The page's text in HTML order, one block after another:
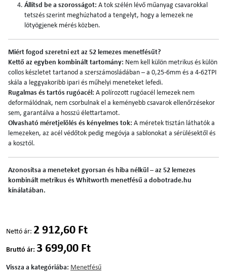
Állítsd be a szorosságot: A tok szélén lévő műanyag csavarokkal
tetszés szerint meghúzhatod a tengelyt, hogy a lemezek ne
lötyögjenek mérés közben.
Miért fogod szeretni ezt az 52 lemezes menetfésűt?
Kettő az egyben kombinált tartomány: Nem kell külön metrikus és külön
collos készletet tartanod a szerszámosládában – a 0,25-6mm és a 4-62TPI
skála a leggyakoribb ipari és műhelyi meneteket lefedi.
Rugalmas és tartós rugóacél: A polírozott rugóacél lemezek nem
deformálódnak, nem csorbulnak el a keményebb csavarok ellenőrzésekor
sem, garantálva a hosszú élettartamot.
Olvasható méretjelölés és kényelmes tok: A méretek tisztán láthatók a
lemezeken, az acél védőtok pedig megóvja a sablonokat a sérülésektől és
a kosztól.
Azonosítsa a meneteket gyorsan és hiba nélkül – az 52 lemezes
kombinált metrikus és Whitworth menetfésű a dobotrade.hu
kínálatában.
Nettó ár: 2 912,60 Ft
Bruttó ár: 3 699,00 Ft
Vissza a kategóriába: Menetfésű